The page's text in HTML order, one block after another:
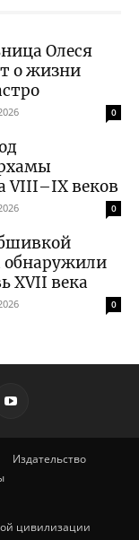
Олеся
о жизни
0
VIII–IX веков
0
обнаружили
XVII века
0
Издательство
цивилизации